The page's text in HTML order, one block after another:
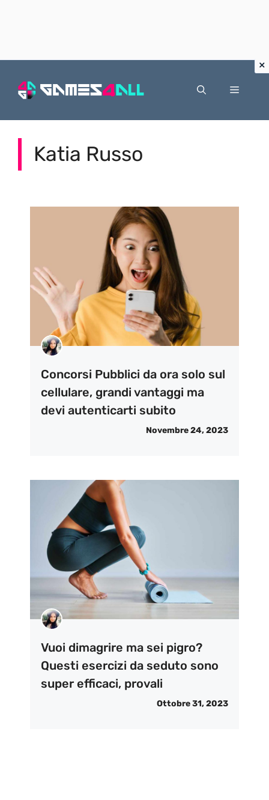
Menu
Katia Russo
Concorsi Pubblici da ora solo sul
cellulare, grandi vantaggi ma
devi autenticarti subito
Novembre 24, 2023
Vuoi dimagrire ma sei pigro?
Questi esercizi da seduto sono
super efficaci, provali
Ottobre 31, 2023